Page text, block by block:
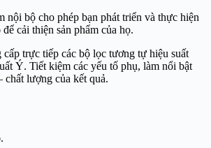
nội bộ cho phép bạn phát triển và thực hiện
cải thiện sản phẩm của họ.
trực tiếp các bộ lọc tương tự hiệu suất
Ý. Tiết kiệm các yếu tố phụ, làm nổi bật
chất lượng của kết quả.